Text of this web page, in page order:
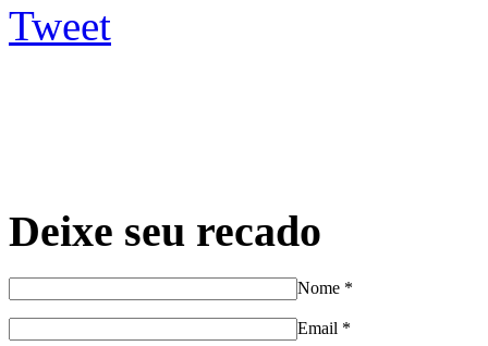
Tweet
Deixe seu recado
Nome *
Email *